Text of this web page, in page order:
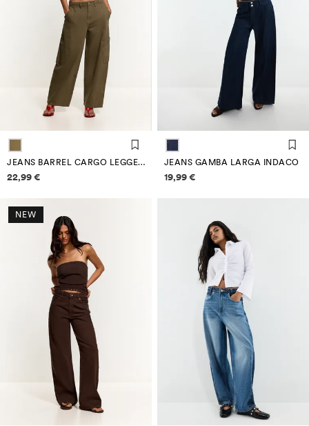
JEANS BARREL CARGO LEGGERI
Informazioni sui prezzi
22,99 €
JEANS GAMBA LARGA INDACO
Informazioni sui prezzi
19,99 €
NEW